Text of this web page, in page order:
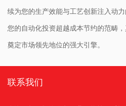
续为您的生产效能与工艺创新注入动
您的自动化投资超越成本节约的范畴，
奠定市场领先地位的强大引擎。
联系我们